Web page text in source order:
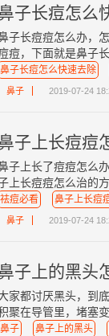
子长痘怎么
子长痘痘怎么办，
痘，下面就是鼻子
鼻子长痘怎么快速去除
鼻子 2019-07-24
子上长痘痘
子上长了痘痘怎么
上长痘痘怎么治的
祛痘必看 鼻子上长痘
鼻子 2019-07-24
子上的黑头
家都讨厌黑头，到
聚在导管里，堵塞
鼻子 鼻子上的黑头